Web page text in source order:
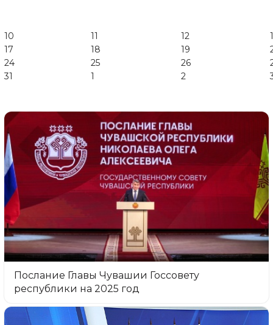
10 11 12
17
18 19
24
25 26
31
1 2
Послание Главы Чувашии Госсовету
республики на 2025 год